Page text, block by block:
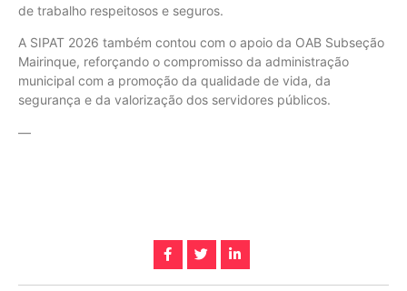
de trabalho respeitosos e seguros.
A SIPAT 2026 também contou com o apoio da OAB Subseção
Mairinque, reforçando o compromisso da administração
municipal com a promoção da qualidade de vida, da
segurança e da valorização dos servidores públicos.
—